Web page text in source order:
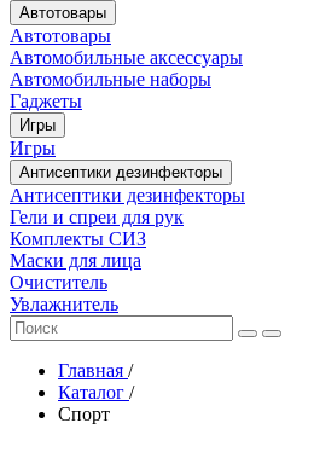
Автотовары
Автотовары
Автомобильные аксессуары
Автомобильные наборы
Гаджеты
Игры
Игры
Антисептики дезинфекторы
Антисептики дезинфекторы
Гели и спреи для рук
Комплекты СИЗ
Маски для лица
Очиститель
Увлажнитель
Главная /
Каталог /
Спорт